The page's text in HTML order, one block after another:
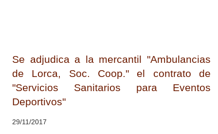
Se adjudica a la mercantil "Ambulancias
de Lorca, Soc. Coop." el contrato de
"Servicios Sanitarios para Eventos
Deportivos"
29/11/2017